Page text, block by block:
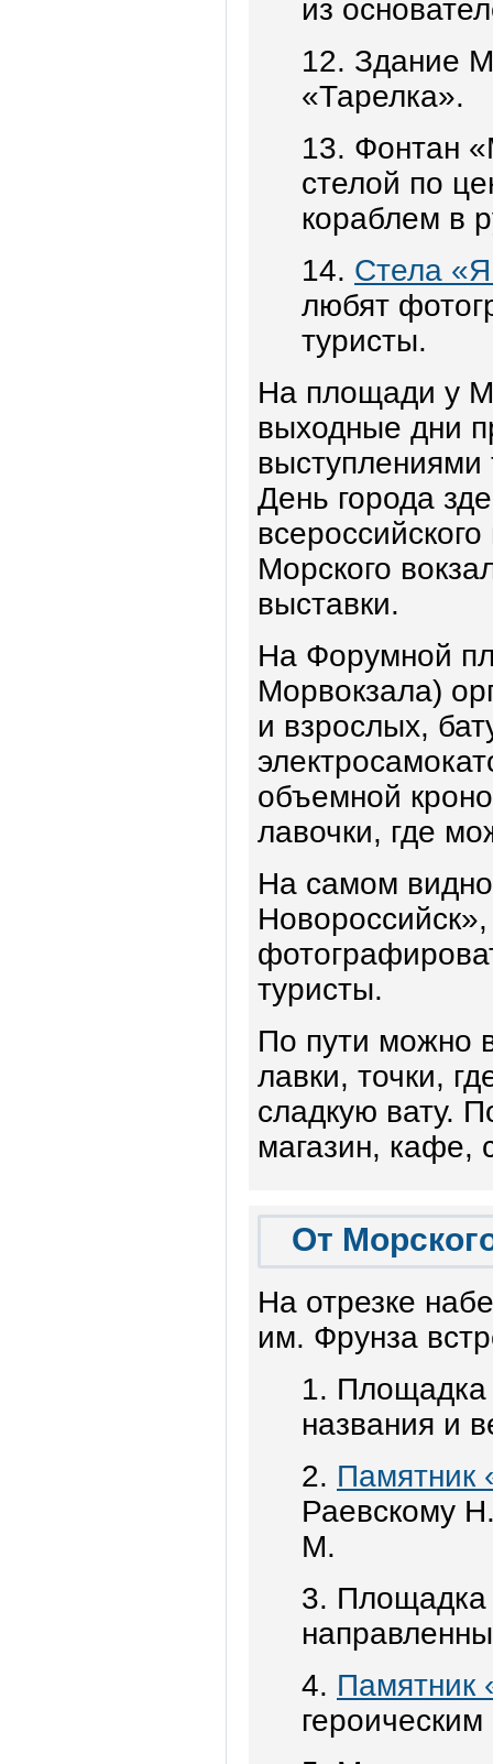
из
12. Здание
«Тарелка».
13. Фонтан
стелой по
кораблем в
14. Стела
любят
туристы.
На площади у
выходные дни
выступлениями
День города
Морского
выставки.
На Форумной
Морвокзала)
и взрослых,
объемной
лавочки, где
На самом
туристы.
По пути можно
лавки, точки,
сладкую вату.
магазин, кафе,
От
На отрезке
им. Фрунза
1. Площадка
названия и
2. Памятник
Раевскому
М.
3. Площадка
4. Памятник